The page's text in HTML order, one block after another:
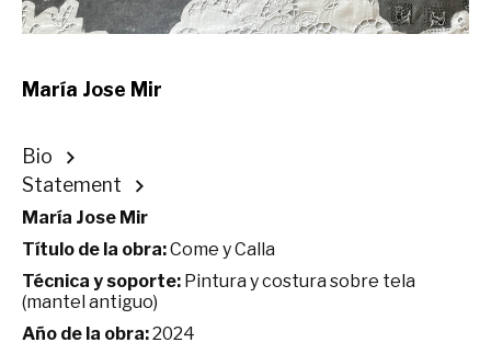
María Jose Mir
Bio
Statement
María Jose Mir
Título de la obra:Come y Calla
Técnica y soporte: Pintura y costura sobre tela
(mantel antiguo)
Año de la obra:2024